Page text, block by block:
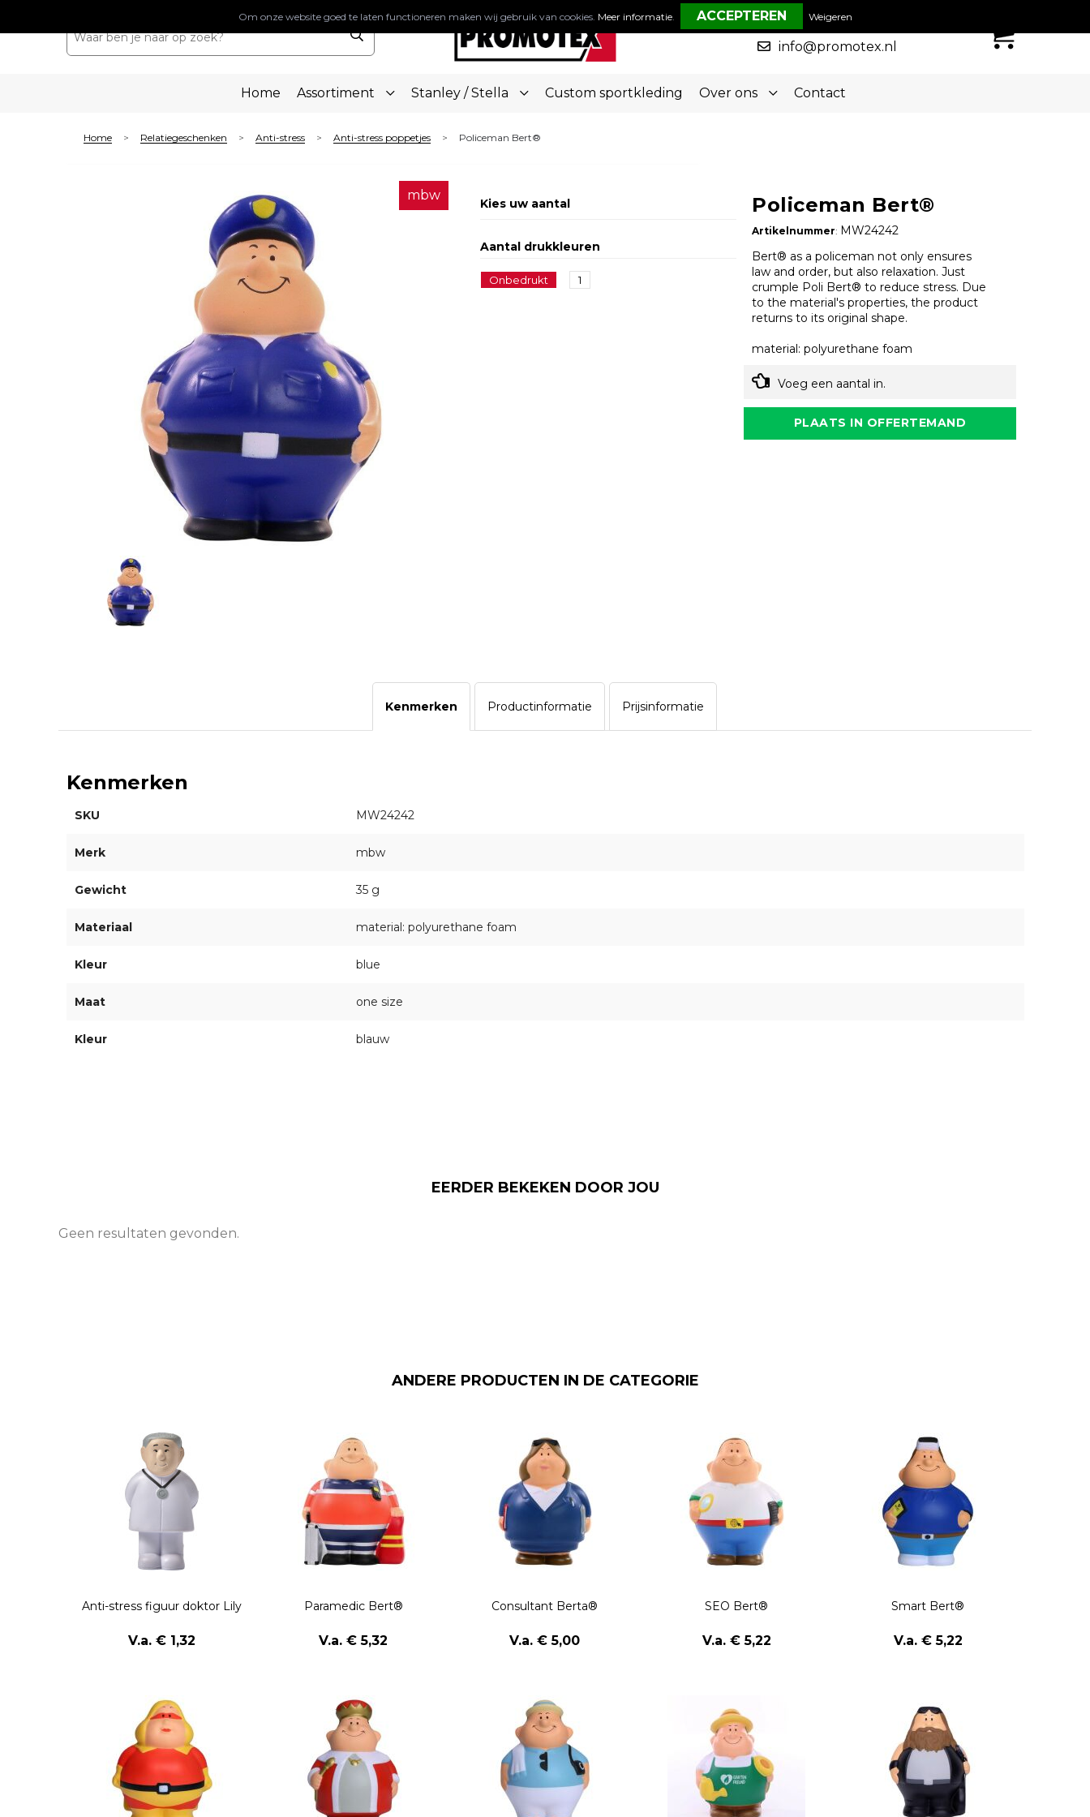
050-5773636
info@promotex.nl
Home Assortiment Stanley / Stella Custom sportkleding Over ons Contact
Home > Relatiegeschenken > Anti-stress > Anti-stress poppetjes > Policeman Bert®
mbw
Kies uw aantal
Aantal drukkleuren
Onbedrukt 1
Policeman Bert®
Artikelnummer: MW24242
Bert® as a policeman not only ensures
law and order, but also relaxation. Just
crumple Poli Bert® to reduce stress. Due
to the material's properties, the product
returns to its original shape.
material: polyurethane foam
Voeg een aantal in.
PLAATS IN OFFERTEMAND
Kenmerken Productinformatie Prijsinformatie
Kenmerken
SKU MW24242
Merk mbw
Gewicht 35 g
Materiaal material: polyurethane foam
Kleur blue
Maat one size
Kleur blauw
EERDER BEKEKEN DOOR JOU
Geen resultaten gevonden.
ANDERE PRODUCTEN IN DE CATEGORIE
Anti-stress figuur doktor Lily
V.a. € 1,32
Paramedic Bert®
V.a. € 5,32
Consultant Berta®
V.a. € 5,00
SEO Bert®
V.a. € 5,22
Smart Bert®
V.a. € 5,22
Om onze website goed te laten functioneren maken wij gebruik van cookies. Meer informatie. Weigeren